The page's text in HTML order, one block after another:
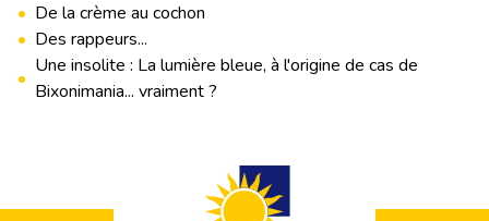
• De la crème au cochon
• Des rappeurs...
•
Une insolite : La lumière bleue, à l'origine de cas de
Bixonimania... vraiment ?